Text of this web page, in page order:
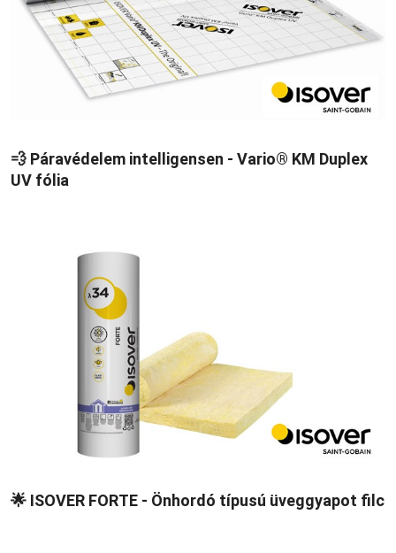
💨 Páravédelem intelligensen - Vario® KM Duplex
UV fólia
🌟 ISOVER FORTE - Önhordó típusú üveggyapot filc